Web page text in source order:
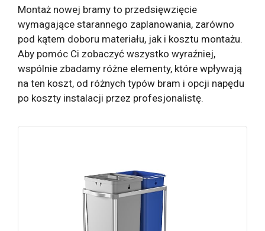
Montaż nowej bramy to przedsięwzięcie
wymagające starannego zaplanowania, zarówno
pod kątem doboru materiału, jak i kosztu montażu.
Aby pomóc Ci zobaczyć wszystko wyraźniej,
wspólnie zbadamy różne elementy, które wpływają
na ten koszt, od różnych typów bram i opcji napędu
po koszty instalacji przez profesjonalistę.